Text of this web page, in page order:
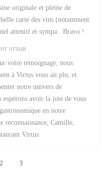
originale et pleine de
carte des vins (notamment
attentif et sympa.. Bravo !
отзыв
votre témoignage, nous
à Virtus vous ait plu, et
notre univers de
espérons avoir la joie de vous
en notre
reconnaissance, Camille,
Virtus
2 3